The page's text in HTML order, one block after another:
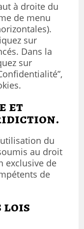
à droite du
de menu
sur
Dans la
sur
et
du
au droit
exclusive de
de
lois